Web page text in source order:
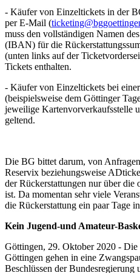
- Käufer von Einzeltickets in der
per E-Mail (
muss den vollständigen Namen
(IBAN) für die
(unten links auf der
Tickets enthalten.
- Käufer von Einzeltickets bei
(beispielsweise dem Göttinger
jeweilige Kartenvorverkaufsstelle
geltend.
Die BG bittet darum, von
Reservix beziehungsweise
der Rückerstattungen nur über die
ist. Da momentan sehr viele
die Rückerstattung ein paar Tage
Kein Jugend-und Amateur-
Göttingen, 29. Oktober 2020 -
Göttingen gehen in eine
Beschlüssen der Bundesregierung